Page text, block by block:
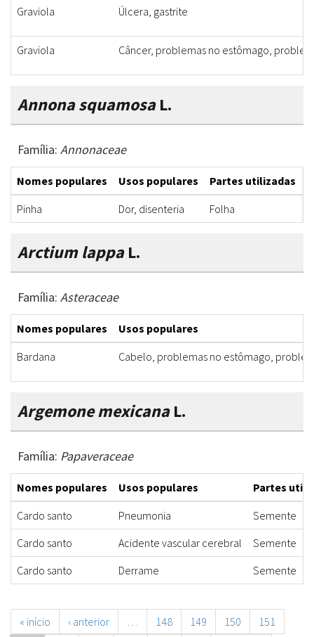
Graviola Úlcera, gastrite
Graviola Câncer, problemas no estômago,
Annona squamosaL.
Família: Annonaceae
Nomes populares Usos populares Partes utilizadas
Pinha
Dor, disenteria Folha
Arctium lappaL.
Família: Asteraceae
Nomes populares
Usos populares
Bardana
Cabelo, problemas no estômago,
Argemone mexicanaL.
Família: Papaveraceae
Nomes populares Usos populares
Partes
Cardo santo
Pneumonia
Semente
Cardo santo
Acidente vascular cerebral
Semente
Cardo santo
Derrame Semente
« início ‹ anterior … 148 149 150 151